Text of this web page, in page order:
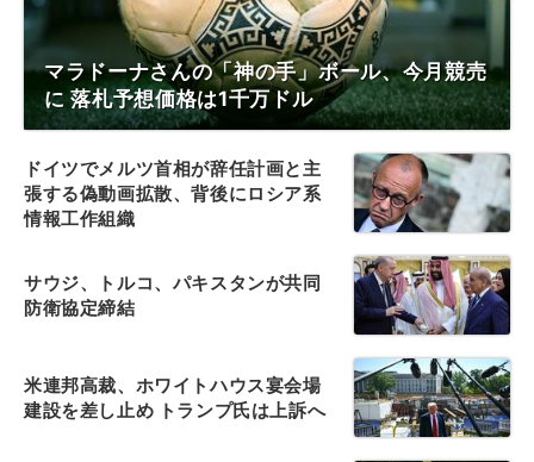
マラドーナさんの「神の手」ボール、今月競売
に 落札予想価格は1千万ドル
ドイツでメルツ首相が辞任計画と主
張する偽動画拡散、背後にロシア系
情報工作組織
サウジ、トルコ、パキスタンが共同
防衛協定締結
米連邦高裁、ホワイトハウス宴会場
建設を差し止め トランプ氏は上訴へ